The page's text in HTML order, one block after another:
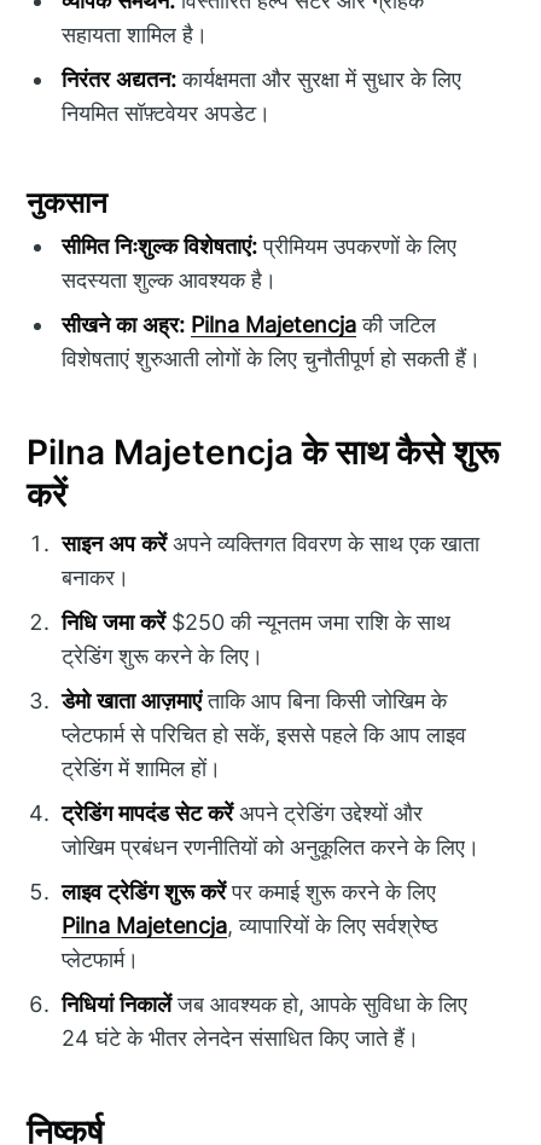
सहायता शामिल है।
निरंतर अद्यतन:कार्यक्षमता और सुरक्षा में सुधार के लिए
नियमित सॉफ़्टवेयर अपडेट।
नुकसान
सीमित निःशुल्क विशेषताएं:प्रीमियम उपकरणों के लिए
सदस्यता शुल्क आवश्यक है।
सीखने का अह्र: Pilna Majetencjaकी जटिल
विशेषताएं शुरुआती लोगों के लिए चुनौतीपूर्ण हो सकती हैं।
Pilna Majetencja के साथ कैसे शुरू
करें
साइन अप करेंअपने व्यक्तिगत विवरण के साथ एक खाता
बनाकर।
निधि जमा करें$250 की न्यूनतम जमा राशि के साथ
ट्रेडिंग शुरू करने के लिए।
डेमो खाता आज़माएंताकि आप बिना किसी जोखिम के
प्लेटफार्म से परिचित हो सकें, इससे पहले कि आप लाइव
ट्रेडिंग में शामिल हों।
ट्रेडिंग मापदंड सेट करेंअपने ट्रेडिंग उद्देश्यों और
जोखिम प्रबंधन रणनीतियों को अनुकूलित करने के लिए।
लाइव ट्रेडिंग शुरू करेंपर कमाई शुरू करने के लिए
Pilna Majetencja, व्यापारियों के लिए सर्वश्रेष्ठ
प्लेटफार्म।
निधियां निकालेंजब आवश्यक हो, आपके सुविधा के लिए
24 घंटे के भीतर लेनदेन संसाधित किए जाते हैं।
निष्कर्ष